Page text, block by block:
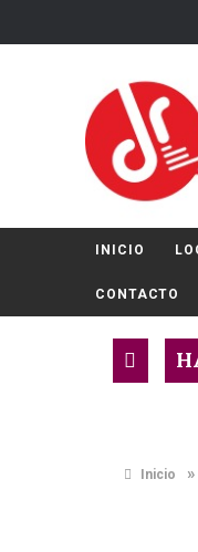
INICIO
CONTACTO
Inicio »